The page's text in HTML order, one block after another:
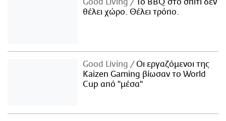
Good Living
Το BBQ στο σπίτι δεν
θέλει χώρο. Θέλει τρόπο.
Good Living
Οι εργαζόμενοι της
Kaizen Gaming βίωσαν το World
Cup από "μέσα"